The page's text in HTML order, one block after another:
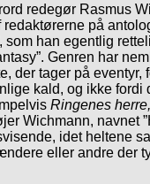
redegør Rasmus
på
som han egentlig
Genren har
der tager på eventyr,
kald, og ikke fordi
Ringenes herre,
Wichmann, navnet
idet heltene
eller andre der